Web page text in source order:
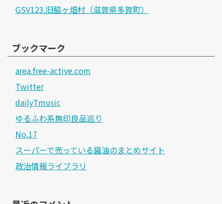
GSV123.旧脇ヶ畑村（滋賀県多賀町）
ブックマーク
area.free-active.com
Twitter
dailyTmusic
ゆるふわ系無印良品巡り
No.17
スーパーで売っている醤油のまとめサイト
政治情報ライブラリ